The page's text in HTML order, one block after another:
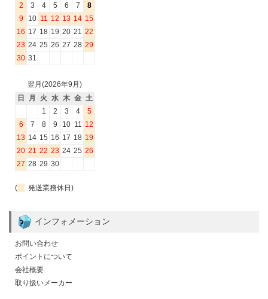
2
3 4 5 6 7
8
9
10 11 12 13 14 15
16 17 18 19 20 21 22
23 24 25 26 27 28 29
30 31
翌月(2026年9月)
日
月 火 水 木 金 土
1
2 3 4
5
6
7 8 9 10 11 12
13 14 15 16 17 18 19
20 21 22 23 24 25 26
27 28 29 30
( 発送業務休日)
インフォメーション
お問い合わせ
ポイントについて
会社概要
取り扱いメーカー